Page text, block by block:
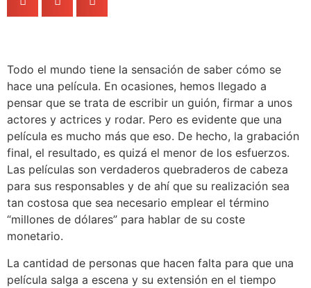
Todo el mundo tiene la sensación de saber cómo se
hace una película. En ocasiones, hemos llegado a
pensar que se trata de escribir un guión, firmar a unos
actores y actrices y rodar. Pero es evidente que una
película es mucho más que eso. De hecho, la grabación
final, el resultado, es quizá el menor de los esfuerzos.
Las películas son verdaderos quebraderos de cabeza
para sus responsables y de ahí que su realización sea
tan costosa que sea necesario emplear el término
“millones de dólares” para hablar de su coste
monetario.
La cantidad de personas que hacen falta para que una
película salga a escena y su extensión en el tiempo